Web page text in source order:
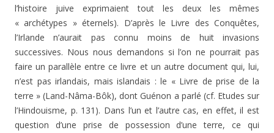
l’histoire juive exprimaient tout les deux les mêmes
« archétypes » éternels). D’après le Livre des Conquêtes,
l’Irlande n’aurait pas connu moins de huit invasions
successives. Nous nous demandons si l’on ne pourrait pas
faire un parallèle entre ce livre et un autre document qui, lui,
n’est pas irlandais, mais islandais : le « Livre de prise de la
terre » (Land-Nâma-Bôk), dont Guénon a parlé (cf. Etudes sur
l’Hindouisme, p. 131). Dans l’un et l’autre cas, en effet, il est
question d’une prise de possession d’une terre, ce qui